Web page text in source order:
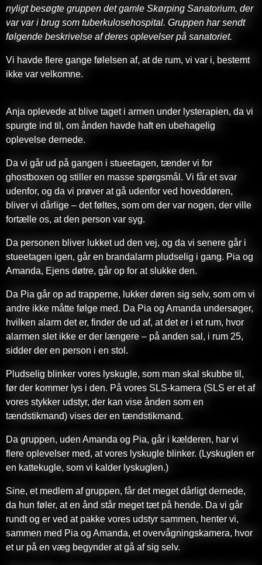
nyligt besøgte gruppen det gamle Skørping Sanatorium, der
var var i brug som tuberkulosehospital. Gruppen har sendt
følgende beskrivelse af deres oplevelser på sanatoriet.
Vi havde flere gange følelsen af, at de rum, vi var i, bestemt
ikke var velkomne.
Anja oplevede at blive taget i armen under lysterapien, da vi
spurgte ind til, om ånden havde haft en ubehagelig
oplevelse dernede.
Da vi går ud på gangen i stueetagen, tænder vi for
ghostboxen og stiller en masse spørgsmål. Vi får et svar
udenfor, og da vi prøver at gå udenfor ved hoveddøren,
bliver vi dårlige – det føltes, som om der var nogen, der ville
fortælle os, at den person var syg.
Da personen bliver lukket ud den vej, og da vi senere går i
stueetagen igen, går en brandalarm pludselig i gang. Pia og
Amanda, Ejens døtre, går op for at slukke den.
Da Pia går op ad trapperne, lukker døren sig selv, som om vi
andre ikke måtte følge med. Da Pia og Amanda undersøger,
hvilken alarm det er, finder de ud af, at det er i et rum, hvor
alarmen slet ikke er der længere – på anden sal, i rum 25,
sidder der en person i en stol.
Pludselig blinker vores lyskugle, som man skal skubbe til,
før der kommer lys i den. På vores SLS-kamera (SLS er et af
vores stykker udstyr, der kan vise ånden som en
tændstikmand) vises der en tændstikmand.
Da gruppen, uden Amanda og Pia, går i kælderen, har vi
flere oplevelser med, at vores lyskugle blinker. (Lyskuglen er
en kattekugle, som vi kalder lyskuglen.)
Sine, et medlem af gruppen, får det meget dårligt dernede,
da hun føler, at en ånd står meget tæt på hende. Da vi går
rundt og er ved at pakke vores udstyr sammen, henter vi,
sammen med Pia og Amanda, et overvågningskamera, hvor
et ur på en væg begynder at gå af sig selv.